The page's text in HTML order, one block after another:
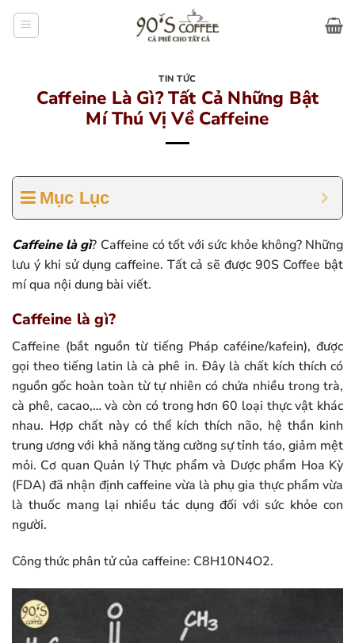
TIN TỨC
Caffeine Là Gì? Tất Cả Những Bật
Mí Thú Vị Về Caffeine
Mục Lục
Caffeine là gì? Caffeine có tốt với sức khỏe không? Những
lưu ý khi sử dụng caffeine. Tất cả sẽ được 90S Coffee bật
mí qua nội dung bài viết.
Caffeine là gì?
Caffeine (bắt nguồn từ tiếng Pháp caféine/kafein), được
gọi theo tiếng latin là cà phê in. Đây là chất kích thích có
nguồn gốc hoàn toàn từ tự nhiên có chứa nhiều trong trà,
cà phê, cacao,… và còn có trong hơn 60 loại thực vật khác
nhau. Hợp chất này có thể kích thích não, hệ thần kinh
trung ương với khả năng tăng cường sự tỉnh táo, giảm mệt
mỏi. Cơ quan Quản lý Thực phẩm và Dược phẩm Hoa Kỳ
(FDA) đã nhận định caffeine vừa là phụ gia thực phẩm vừa
là thuốc mang lại nhiều tác dụng đối với sức khỏe con
người.
Công thức phân tử của caffeine: C8H10N4O2.